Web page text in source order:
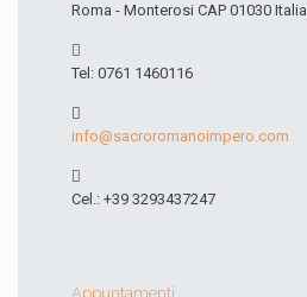
Roma - Monterosi CAP 01030 Italia
Tel: 0761 1460116
info@sacroromanoimpero.com
Cel.: +39 3293437247
Appuntamenti